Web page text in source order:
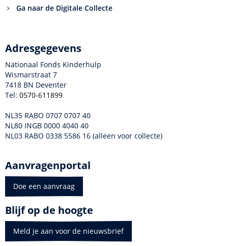
Ga naar de Digitale Collecte
Adresgegevens
Nationaal Fonds Kinderhulp
Wismarstraat 7
7418 BN Deventer
Tel: 0570-611899
NL35 RABO 0707 0707 40
NL80 INGB 0000 4040 40
NL03 RABO 0338 5586 16 (alleen voor collecte)
Aanvragenportal
Doe een aanvraag
Blijf op de hoogte
Meld je aan voor de nieuwsbrief